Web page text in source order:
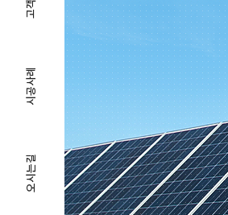
오시는길
시공사례